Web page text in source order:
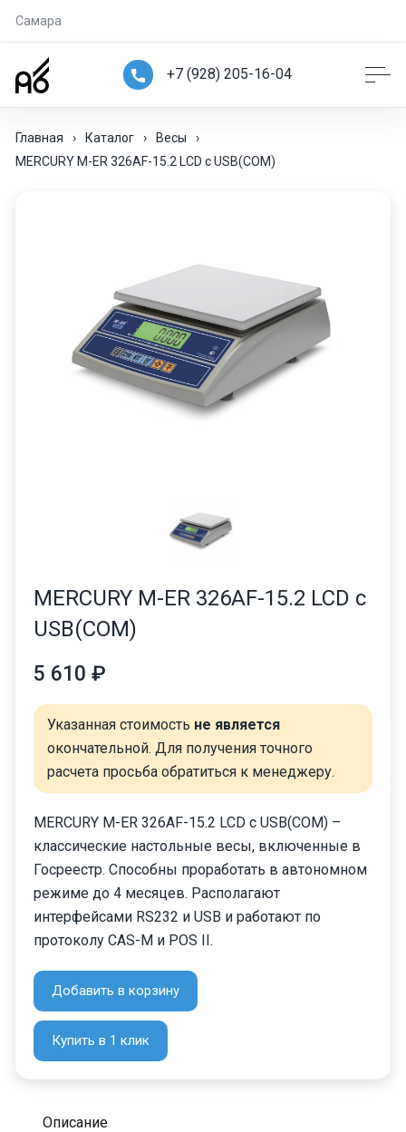
Самара
+7 (928) 205-16-04
Главная › Каталог › Весы
›
MERCURY M-ER 326AF-15.2 LCD с USB(COM)
MERCURY M-ER 326AF-15.2 LCD с
USB(COM)
5 610 ₽
Указанная стоимость не является
окончательной. Для получения точного
расчета просьба обратиться к менеджеру.
MERCURY M-ER 326AF-15.2 LCD с USB(COM) –
классические настольные весы, включенные в
Госреестр. Способны проработать в автономном
режиме до 4 месяцев. Располагают
интерфейсами RS232 и USB и работают по
протоколу CAS-M и POS II.
Добавить в корзину
Купить в 1 клик
Описание